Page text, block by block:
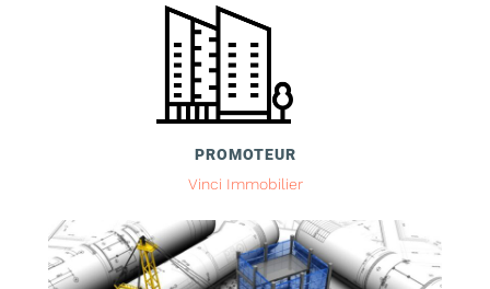
PROMOTEUR
Vinci Immobilier